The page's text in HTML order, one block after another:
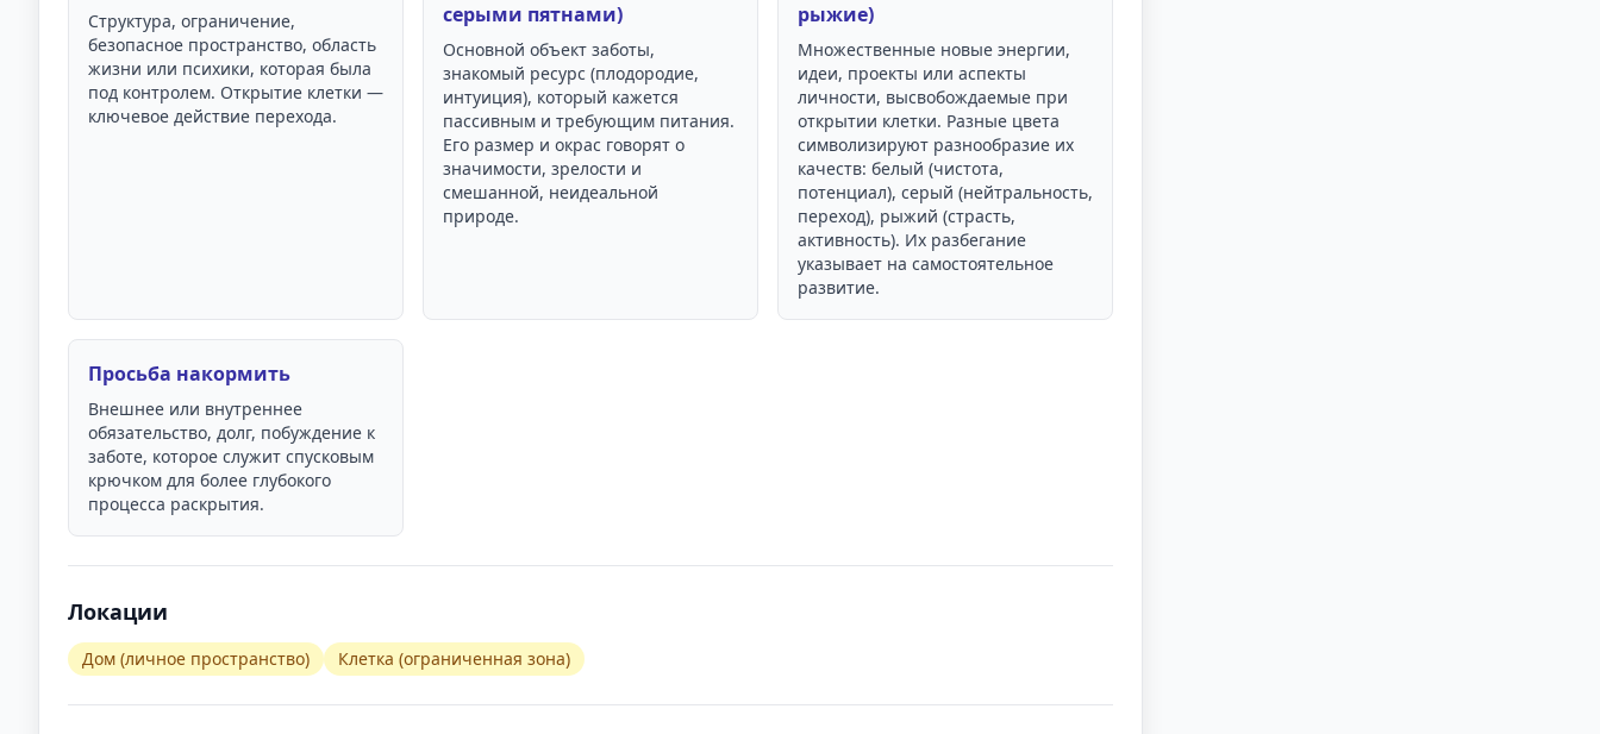
Структура, ограничение,
безопасное пространство, область
жизни или психики, которая была
под контролем. Открытие клетки —
ключевое действие перехода.
серыми пятнами)
Основной объект заботы,
знакомый ресурс (плодородие,
интуиция), который кажется
пассивным и требующим питания.
Его размер и окрас говорят о
значимости, зрелости и
смешанной, неидеальной
природе.
рыжие)
Множественные новые энергии,
идеи, проекты или аспекты
личности, высвобождаемые при
открытии клетки. Разные цвета
символизируют разнообразие их
качеств: белый (чистота,
потенциал), серый (нейтральность,
переход), рыжий (страсть,
активность). Их разбегание
указывает на самостоятельное
развитие.
Просьба накормить
Внешнее или внутреннее
обязательство, долг, побуждение к
заботе, которое служит спусковым
крючком для более глубокого
процесса раскрытия.
Локации
Дом (личное пространство) Клетка (ограниченная зона)